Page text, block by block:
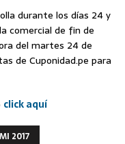
durante los días 24 y
comercial de fin de
del martes 24 de
de Cuponidad.pe para
click aquí
2017